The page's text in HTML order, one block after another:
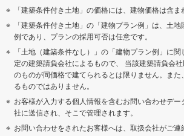
「建築条件付き土地」の価格には、建物価格は含ま
「建築条件付き土地」の「建物プラン例」は、土
例であり、プランの採用可否は任意です。
「土地（建築条件なし）」の「建物プラン例」に
定の建築請負会社によるもので、 当該建築請負会
のものが同価格で建てられるとは限りません。ま
るものではありません。
お客様が入力する個人情報を含むお問い合わせデ
社に送信され、そこで管理されます。
お問い合わせをされたお客様へは、取扱会社がご連